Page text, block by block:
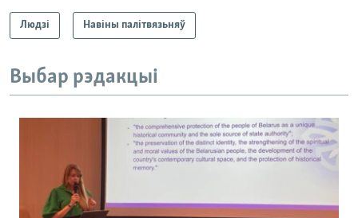
Людзі Навіны палітвязьняў
Выбар рэдакцыі